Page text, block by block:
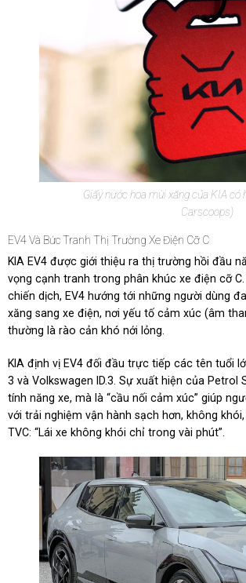
Giấy nước hoa mùi xăng của KIA có
Carscoops)
EV4 Và Bức Tranh Thị Trường Xe Điện Cỡ C
KIA EV4 được giới thiệu ra thị trường hồi đầu
vọng cạnh tranh trong phân khúc xe điện cỡ
chiến dịch, EV4 hướng tới những người dùng
xăng sang xe điện, nơi yếu tố cảm xúc (âm
thường là rào cản khó nới lỏng.
KIA định vị EV4 đối đầu trực tiếp các tên tuổi
3 và Volkswagen ID.3. Sự xuất hiện của Petrol
tính năng xe, mà là “cầu nối cảm xúc” giúp
với trải nghiệm vận hành sạch hơn, không
TVC: “Lái xe không khói chỉ trong vài phút”.